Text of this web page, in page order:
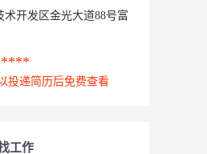
术开发区金光大道88号富
****
投递简历后免费查看
工作